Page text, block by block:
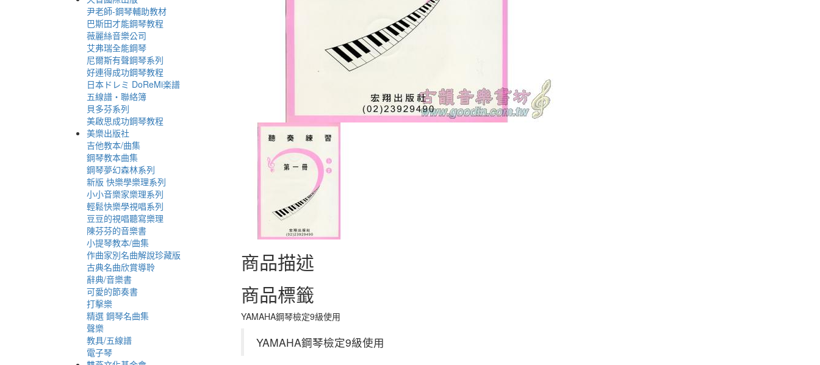
尹老師-鋼琴輔助教材
巴斯田才能鋼琴教程
薇麗絲音樂公司
艾弗瑞全能鋼琴
尼爾斯有聲鋼琴系列
好連得成功鋼琴教程
日本ドレミ DoReMi楽譜
五線譜‧聯絡簿
貝多芬系列
美啟思成功鋼琴教程
美樂出版社
吉他教本/曲集
鋼琴教本曲集
鋼琴夢幻森林系列
新版 快樂學樂理系列
小小音樂家樂理系列
輕鬆快樂學視唱系列
豆豆的視唱聽寫樂理
陳芬芬的音樂書
小提琴教本/曲集
作曲家別名曲解說珍藏版
古典名曲欣賞導聆
辭典/音樂書
可愛的節奏書
打擊樂
精選 鋼琴名曲集
聲樂
教具/五線譜
電子琴
商品描述
商品標籤
YAMAHA鋼琴檢定9級使用
YAMAHA鋼琴檢定9級使用